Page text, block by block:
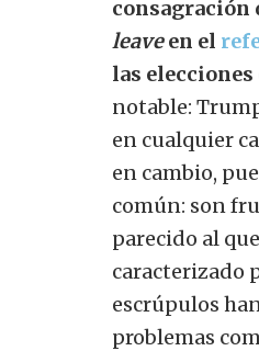
consagración
leaveen el
las
notable:
en cualquier
en cambio,
común: son
parecido al
caracterizado
escrúpulos
problemas